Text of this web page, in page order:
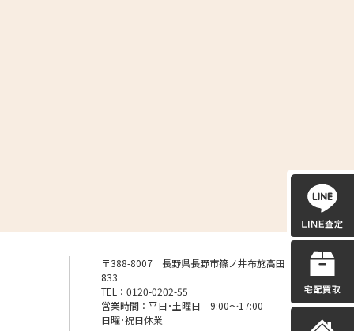
〒388-8007 長野県長野市篠ノ井布施高田
833
TEL：0120-0202-55
営業時間：平日･土曜日 9:00〜17:00
日曜･祝日休業